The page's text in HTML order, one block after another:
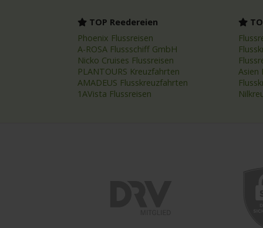
TOP Reedereien
Phoenix Flussreisen
A-ROSA Flussschiff GmbH
Nicko Cruises Flussreisen
PLANTOURS Kreuzfahrten
AMADEUS Flusskreuzfahrten
1AVista Flussreisen
Asien